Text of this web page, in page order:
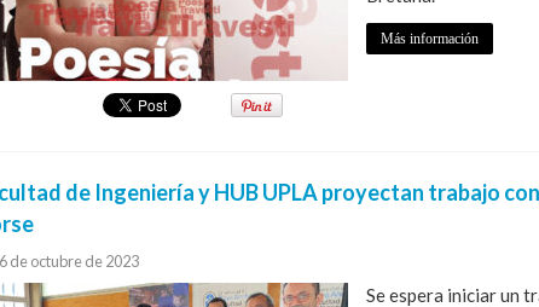
Más información
de Ingeniería y HUB UPLA proyectan trabajo
de octubre de 2023
Se espera iniciar un